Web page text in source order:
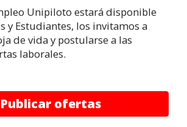
Unipiloto estará disponible
y Estudiantes, los invitamos a
de vida y postularse a las
laborales.
Publicar ofertas